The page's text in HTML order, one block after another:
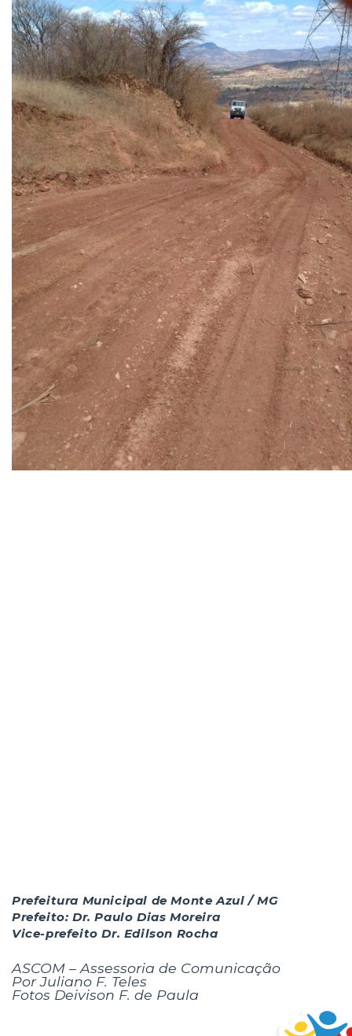
Prefeitura Municipal de Monte Azul / MG
Prefeito: Dr. Paulo Dias Moreira
Vice-prefeito Dr. Edilson Rocha
ASCOM – Assessoria de Comunicação
Por Juliano F. Teles
Fotos Deivison F. de Paula